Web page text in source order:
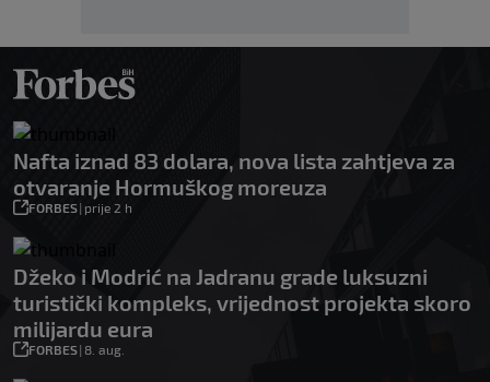
Nafta iznad 83 dolara, nova lista zahtjeva za
otvaranje Hormuškog moreuza
FORBES| prije 2 h
Džeko i Modrić na Jadranu grade luksuzni
turistički kompleks, vrijednost projekta skoro
milijardu eura
FORBES| 8. aug.